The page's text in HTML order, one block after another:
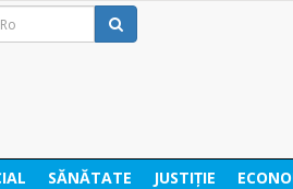
SĂNĂTATE JUSTIȚIE